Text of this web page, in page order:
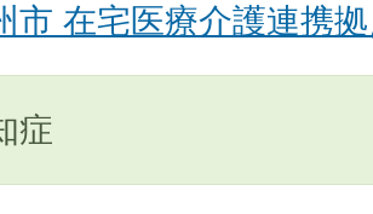
市 在宅医療介護連携
症